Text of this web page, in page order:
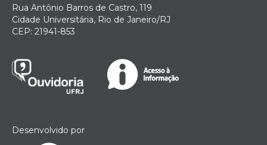
Rua Antônio Barros de Castro, 119
Cidade Universitária, Rio de Janeiro/RJ
CEP: 21941-853
Desenvolvido por